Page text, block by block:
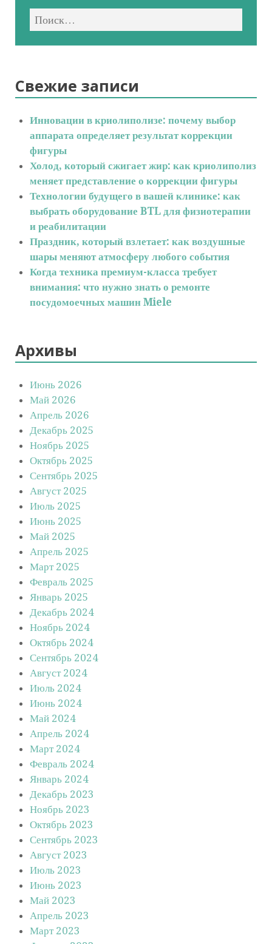
Свежие записи
Инновации в криолиполизе: почему выбор
аппарата определяет результат коррекции
фигуры
Холод, который сжигает жир: как криолиполиз
меняет представление о коррекции фигуры
Технологии будущего в вашей клинике: как
выбрать оборудование BTL для физиотерапии
и реабилитации
Праздник, который взлетает: как воздушные
шары меняют атмосферу любого события
Когда техника премиум-класса требует
внимания: что нужно знать о ремонте
посудомоечных машин Miele
Архивы
Июнь 2026
Май 2026
Апрель 2026
Декабрь 2025
Ноябрь 2025
Октябрь 2025
Сентябрь 2025
Август 2025
Июль 2025
Июнь 2025
Май 2025
Апрель 2025
Март 2025
Февраль 2025
Январь 2025
Декабрь 2024
Ноябрь 2024
Октябрь 2024
Сентябрь 2024
Август 2024
Июль 2024
Июнь 2024
Май 2024
Апрель 2024
Март 2024
Февраль 2024
Январь 2024
Декабрь 2023
Ноябрь 2023
Октябрь 2023
Сентябрь 2023
Август 2023
Июль 2023
Июнь 2023
Май 2023
Апрель 2023
Март 2023